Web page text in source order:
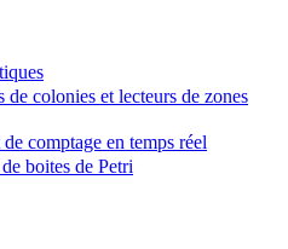
de colonies et lecteurs de zones
comptage en temps réel
boites de Petri